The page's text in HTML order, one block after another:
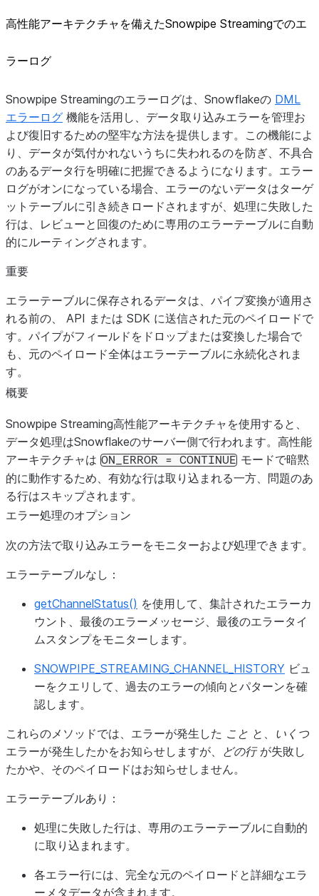
高性能アーキテクチャを備えたSnowpipe Streamingでのエ
ラーログ
Snowpipe Streamingのエラーログは、Snowflakeの DML
エラーログ 機能を活用し、データ取り込みエラーを管理お
よび復旧するための堅牢な方法を提供します。この機能によ
り、データが気付かれないうちに失われるのを防ぎ、不具合
のあるデータ行を明確に把握できるようになります。エラー
ログがオンになっている場合、エラーのないデータはターゲ
ットテーブルに引き続きロードされますが、処理に失敗した
行は、レビューと回復のために専用のエラーテーブルに自動
的にルーティングされます。
重要
エラーテーブルに保存されるデータは、パイプ変換が適用さ
れる前の、 API または SDK に送信された元のペイロードで
す。パイプがフィールドをドロップまたは変換した場合で
も、元のペイロード全体はエラーテーブルに永続化されま
す。
概要
Snowpipe Streaming高性能アーキテクチャを使用すると、
データ処理はSnowflakeのサーバー側で行われます。高性能
アーキテクチャは ON_ERROR = CONTINUE モードで暗黙
的に動作するため、有効な行は取り込まれる一方、問題のあ
る行はスキップされます。
エラー処理のオプション
次の方法で取り込みエラーをモニターおよび処理できます。
エラーテーブルなし：
getChannelStatus() を使用して、集計されたエラーカ
ウント、最後のエラーメッセージ、最後のエラータイ
ムスタンプをモニターします。
SNOWPIPE_STREAMING_CHANNEL_HISTORY ビュ
ーをクエリして、過去のエラーの傾向とパターンを確
認します。
これらのメソッドでは、エラーが発生した こと と、 いくつ
エラーが発生したかをお知らせしますが、 どの行が失敗し
たかや、そのペイロードはお知らせしません。
エラーテーブルあり：
処理に失敗した行は、専用のエラーテーブルに自動的
に取り込まれます。
各エラー行には、完全な元のペイロードと詳細なエラ
ーメタデータが含まれます。